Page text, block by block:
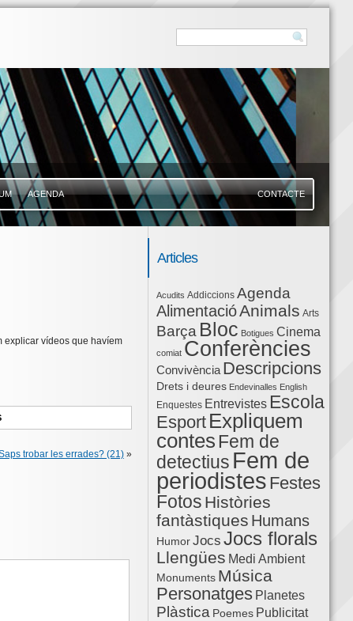
AGENDA CONTACTE
explicar vídeos que havíem
trobar les errades? (21)»
Articles
Acudits Addiccions Agenda
AlimentacióAnimals Arts
Barça Bloc Botigues Cinema
comiat Conferències
Convivència Descripcions
Drets i deures Endevinalles English
Enquestes Entrevistes Escola
Esport Expliquem
contes Fem de
detectius Fem de
periodistes Festes
Fotos Històries
fantàstiques Humans
Humor Jocs Jocs florals
Llengües Medi Ambient
Monuments Música
Personatges Planetes
Plàstica Poemes Publicitat